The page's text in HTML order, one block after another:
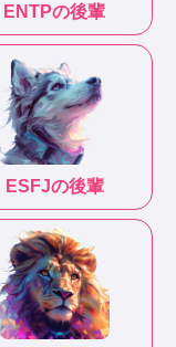
ENTPの後輩
ESFJの後輩